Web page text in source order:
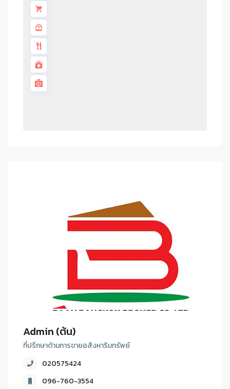
Admin (ต้น)
ที่ปรึกษาด้านการขายอสังหาริมทรัพย์
020575424
096-760-3554